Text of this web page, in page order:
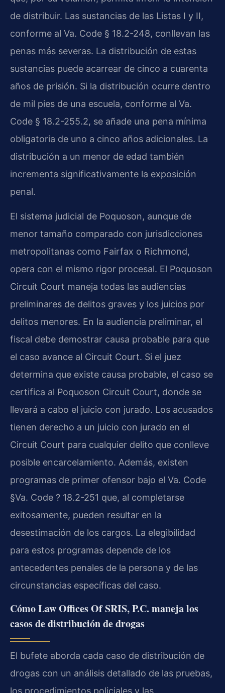
de distribuir. Las sustancias de las Listas I y II,
conforme al Va. Code § 18.2-248, conllevan las
penas más severas. La distribución de estas
sustancias puede acarrear de cinco a cuarenta
años de prisión. Si la distribución ocurre dentro
de mil pies de una escuela, conforme al Va.
Code § 18.2-255.2, se añade una pena mínima
obligatoria de uno a cinco años adicionales. La
distribución a un menor de edad también
incrementa significativamente la exposición
penal.
El sistema judicial de Poquoson, aunque de
menor tamaño comparado con jurisdicciones
metropolitanas como Fairfax o Richmond,
opera con el mismo rigor procesal. El Poquoson
Circuit Court maneja todas las audiencias
preliminares de delitos graves y los juicios por
delitos menores. En la audiencia preliminar, el
fiscal debe demostrar causa probable para que
el caso avance al Circuit Court. Si el juez
determina que existe causa probable, el caso se
certifica al Poquoson Circuit Court, donde se
llevará a cabo el juicio con jurado. Los acusados
tienen derecho a un juicio con jurado en el
Circuit Court para cualquier delito que conlleve
posible encarcelamiento. Además, existen
programas de primer ofensor bajo el Va. Code
§Va. Code ? 18.2-251 que, al completarse
exitosamente, pueden resultar en la
desestimación de los cargos. La elegibilidad
para estos programas depende de los
antecedentes penales de la persona y de las
circunstancias específicas del caso.
Cómo Law Offices Of SRIS, P.C. maneja los
casos de distribución de drogas
El bufete aborda cada caso de distribución de
drogas con un análisis detallado de las pruebas,